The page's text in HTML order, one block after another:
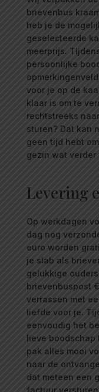
brievenbus
heb je de
geselecteerde
meerprijs.
persoonlijke
voor je op de
klaar is om te
rechtstreeks
sturen? Dat kan
geen tijd hebt
gezin wat verder
Levering
Op werkdagen
dag nog
euro worden
je slab als
gelukkige
brievenbuspost €
verrassen met
liefde voor je.
eenvoudig het
lieve boodschap
pak alles mooi
naar de
dat meteen een
factuur